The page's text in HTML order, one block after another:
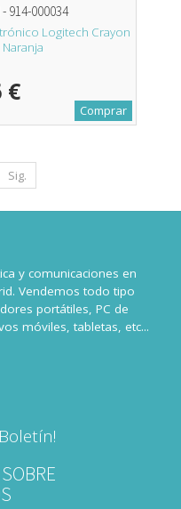
- 914-000034
Logitech Crayon
€
Comprar
Sig.
y comunicaciones en
Vendemos todo tipo
portátiles, PC de
móviles, tabletas, etc...